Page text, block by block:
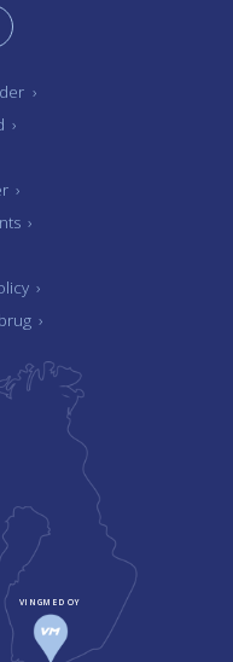
›
›
›
›
›
›
VINGMED OY